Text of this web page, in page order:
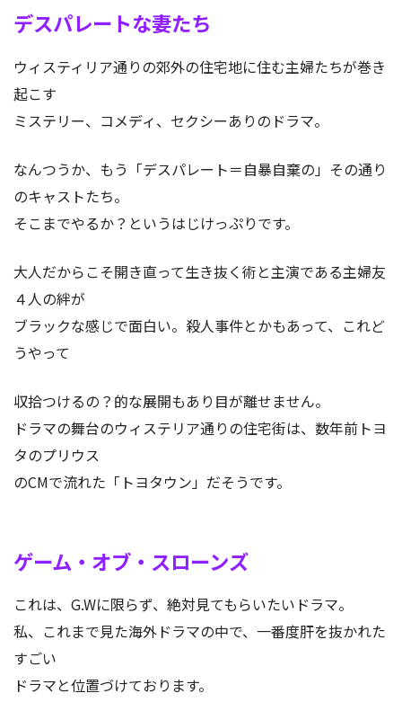
デスパレートな妻たち
ウィスティリア通りの郊外の住宅地に住む主婦たちが巻き
起こす
ミステリー、コメディ、セクシーありのドラマ。
なんつうか、もう「デスパレート＝自暴自棄の」その通り
のキャストたち。
そこまでやるか？というはじけっぷりです。
大人だからこそ開き直って生き抜く術と主演である主婦友
４人の絆が
ブラックな感じで面白い。殺人事件とかもあって、これど
うやって
収拾つけるの？的な展開もあり目が離せません。
ドラマの舞台のウィステリア通りの住宅街は、数年前トヨ
タのプリウス
のCMで流れた「トヨタウン」だそうです。
ゲーム・オブ・スローンズ
これは、G.Wに限らず、絶対見てもらいたいドラマ。
私、これまで見た海外ドラマの中で、一番度肝を抜かれた
すごい
ドラマと位置づけております。